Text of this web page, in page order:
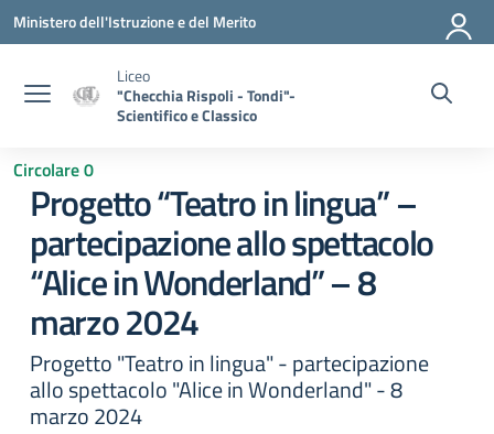
Vai ai contenuti
Vai al menu di navigazione
Vai al footer
Ministero dell'Istruzione e del Merito
Liceo
"Checchia Rispoli - Tondi"-
Scientifico e Classico
Circolare 0
Progetto “Teatro in lingua” –
partecipazione allo spettacolo
“Alice in Wonderland” – 8
marzo 2024
Progetto "Teatro in lingua" - partecipazione
allo spettacolo "Alice in Wonderland" - 8
marzo 2024